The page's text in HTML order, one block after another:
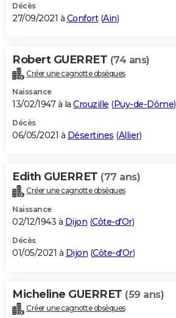
Décès
27/09/2021 à Confort(Ain)
Robert GUERRET (74 ans)
Créer une cagnotte obsèques
Naissance
13/02/1947 à la Crouzille (Puy-de-Dôme)
Décès
06/05/2021 à Désertines (Allier)
Edith GUERRET (77 ans)
Créer une cagnotte obsèques
Naissance
02/12/1943 à Dijon (Côte-d'Or)
Décès
01/05/2021 à Dijon (Côte-d'Or)
Micheline GUERRET (59 ans)
Créer une cagnotte obsèques